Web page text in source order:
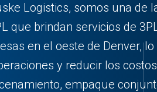
Logistics, somos una de
que brindan servicios de
en el oeste de Denver,
y reducir los
empaque